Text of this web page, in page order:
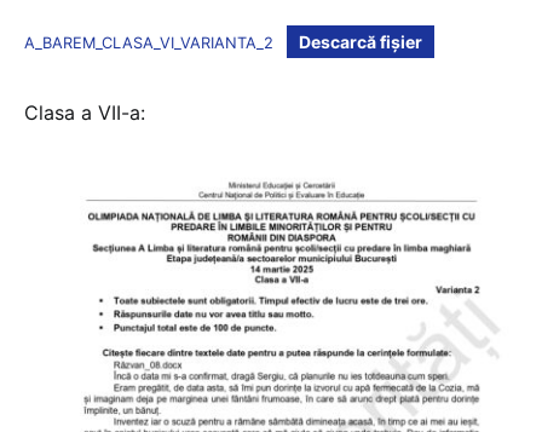
A_BAREM_CLASA_VI_VARIANTA_2 Descarcă fișier
Clasa a VII-a: